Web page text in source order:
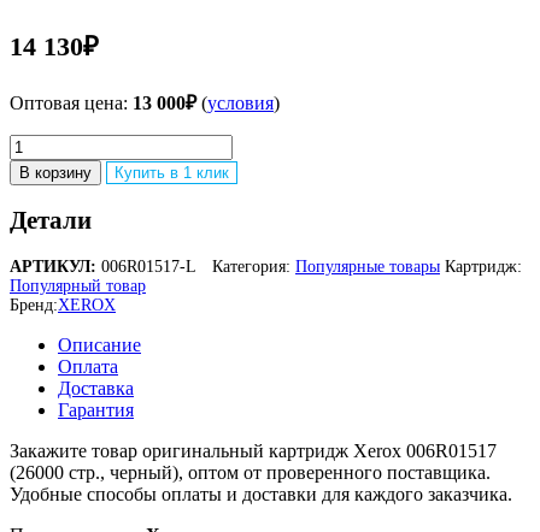
14 130₽
Оптовая цена: 13 000₽(условия)
Количество
товара
Оригинальный
лазерный
картридж
006R01517
для
Xerox
WorkCentre
7525/
7530/
7535/
7556/
7800/
7830/
В корзину Купить в 1 клик
Детали
АРТИКУЛ: 006R01517-L Категория: Популярные товары Картридж:
Популярный товар
Бренд:XEROX
Описание
Оплата
Доставка
Гарантия
Закажите товар оригинальный картридж Xerox 006R01517
(26000 стр., черный), оптом от проверенного поставщика.
Удобные способы оплаты и доставки для каждого заказчика.